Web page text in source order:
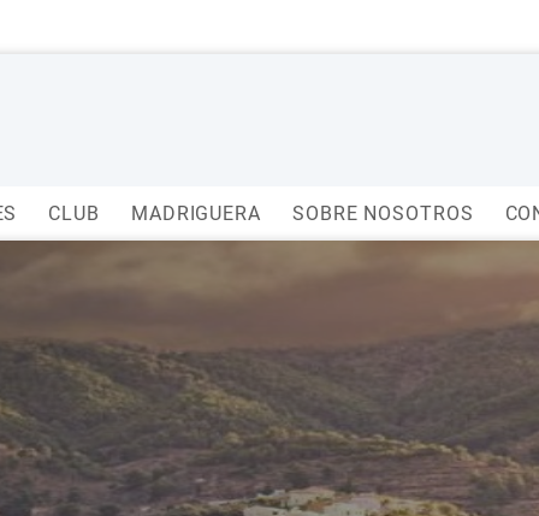
CLUB MADRIGUERA SOBRE NOSOTROS